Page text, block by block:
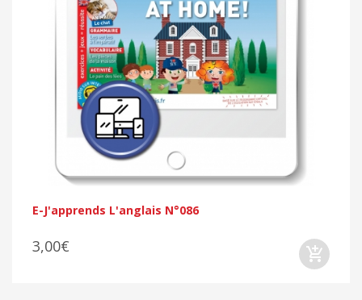
E-J'apprends L'anglais N°086
3,00€